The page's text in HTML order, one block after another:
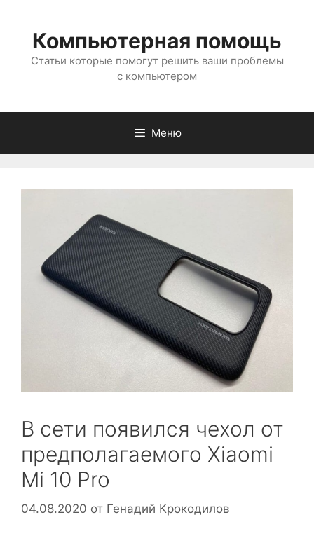
содержимому
Компьютерная помощь
Статьи которые помогут решить ваши проблемы
с компьютером
Меню
В сети появился чехол от
предполагаемого Xiaomi
Mi 10 Pro
04.08.2020 от Генадий Крокодилов